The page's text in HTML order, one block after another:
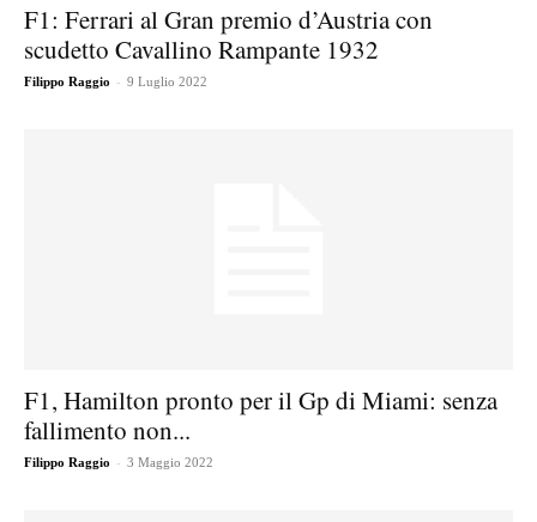
F1: Ferrari al Gran premio d’Austria con
scudetto Cavallino Rampante 1932
Filippo Raggio - 9 Luglio 2022
F1, Hamilton pronto per il Gp di Miami: senza
fallimento non...
Filippo Raggio - 3 Maggio 2022